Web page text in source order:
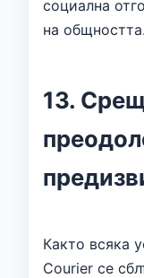
социална
на общността.
13.
Както всяка
Courier се